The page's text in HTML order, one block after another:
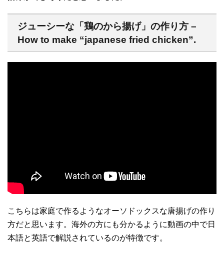
ジューシーな「鶏のから揚げ」の作り方 –
How to make “japanese fried chicken”.
こちらは家庭で作るようなオーソドックスな唐揚げの作り
方だと思います。海外の方にも分かるように動画の中で日
本語と英語で解説されているのが特徴です。